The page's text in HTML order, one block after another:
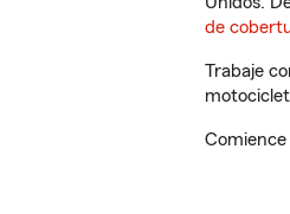
de
Trabaje
Comience